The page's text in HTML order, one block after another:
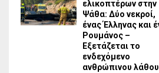
ελικοπτέρων στην
Ψάθα: Δύο νεκροί,
ένας Έλληνας και
Ρουμάνος –
Εξετάζεται το
ενδεχόμενο
ανθρώπινου